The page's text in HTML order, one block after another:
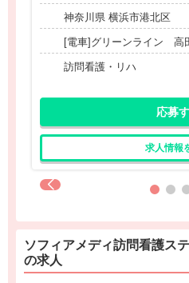
神奈川県 横浜市港北区
[電車]グリーンライン 高
訪問看護・リハ
応募
求人情報
ソフィアメディ訪問看護ス
の求人